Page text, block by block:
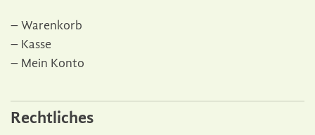
Warenkorb
Kasse
Mein Konto
Rechtliches